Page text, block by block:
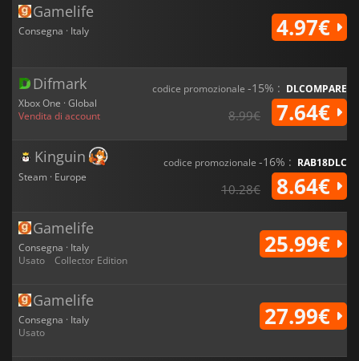
Gamelife
Consegna · Italy 4.97€
Difmark
Xbox One · Global
Vendita di account
codice promozionale -15% : DLCOMPARE
8.99€ 7.64€
Kinguin
Steam · Europe
codice promozionale -16% : RAB18DLC
10.28€ 8.64€
Gamelife
Consegna · Italy
Usato
Collector Edition
25.99€
Gamelife
Consegna · Italy
Usato
27.99€